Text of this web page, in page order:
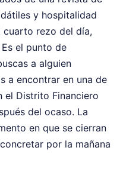
y hospitalidad
cuarto rezo del día,
el punto de
a alguien
a encontrar en una de
el Distrito Financiero
del ocaso. La
en que se cierran
por la mañana